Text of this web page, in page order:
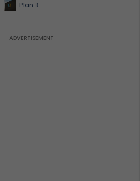
Plan B